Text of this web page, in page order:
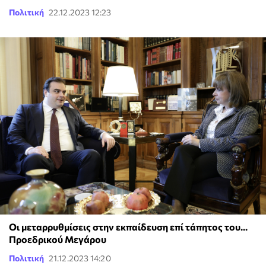
Πολιτική 22.12.2023 12:23
Οι μεταρρυθμίσεις στην εκπαίδευση επί τάπητος του...
Προεδρικού Μεγάρου
Πολιτική 21.12.2023 14:20